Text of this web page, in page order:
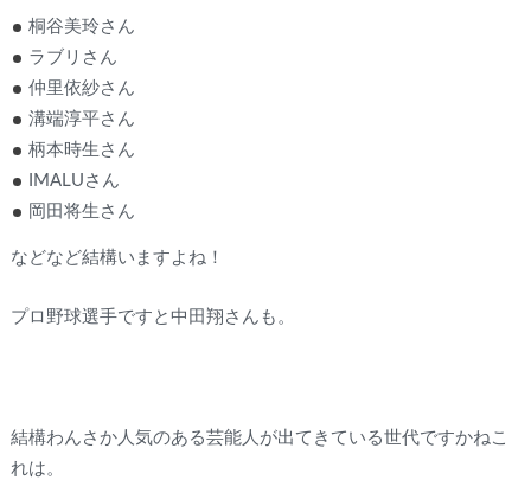
桐谷美玲さん
ラブリさん
仲里依紗さん
溝端淳平さん
柄本時生さん
IMALUさん
岡田将生さん
などなど結構いますよね！
プロ野球選手ですと中田翔さんも。
結構わんさか人気のある芸能人が出てきている世代ですかねこ
れは。